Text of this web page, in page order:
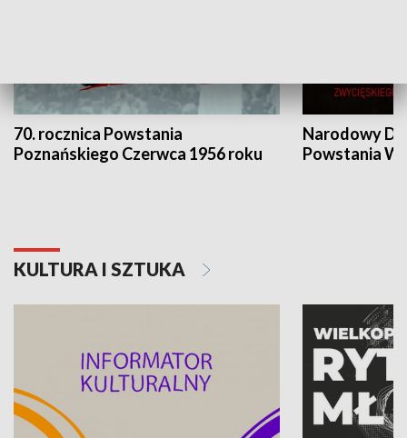
70. rocznica Powstania
Poznańskiego Czerwca 1956 roku
Narodowy
Powstania
KULTURA I SZTUKA